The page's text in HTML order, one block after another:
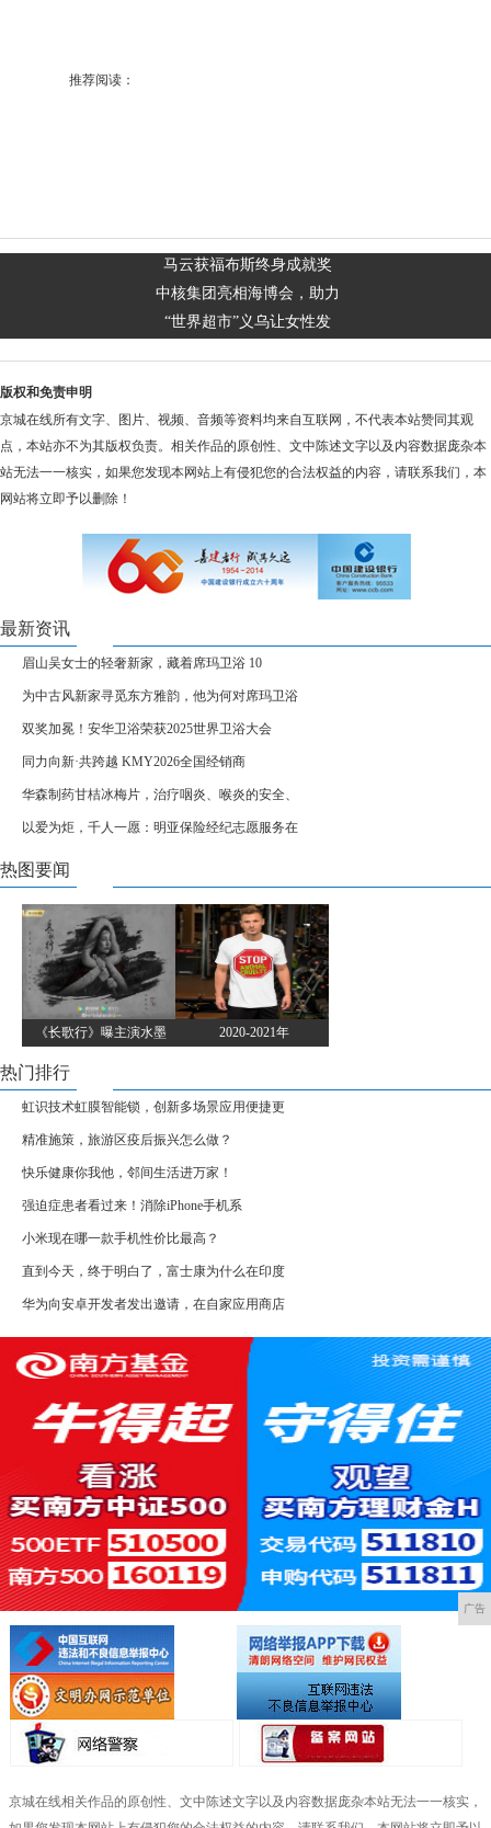
推荐阅读：
马云获福布斯终身成就奖
中核集团亮相海博会，助力
“世界超市”义乌让女性发
版权和免责申明
京城在线所有文字、图片、视频、音频等资料均来自互联网，不代表本站赞同其观
点，本站亦不为其版权负责。相关作品的原创性、文中陈述文字以及内容数据庞杂本
站无法一一核实，如果您发现本网站上有侵犯您的合法权益的内容，请联系我们，本
网站将立即予以删除！
最新资讯
眉山吴女士的轻奢新家，藏着席玛卫浴 10
为中古风新家寻觅东方雅韵，他为何对席玛卫浴
双奖加冕！安华卫浴荣获2025世界卫浴大会
同力向新·共跨越 KMY2026全国经销商
华森制药甘桔冰梅片，治疗咽炎、喉炎的安全、
以爱为炬，千人一愿：明亚保险经纪志愿服务在
热图要闻
《长歌行》曝主演水墨 2020-2021年
热门排行
虹识技术虹膜智能锁，创新多场景应用便捷更
精准施策，旅游区疫后振兴怎么做？
快乐健康你我他，邻间生活进万家！
强迫症患者看过来！消除iPhone手机系
小米现在哪一款手机性价比最高？
直到今天，终于明白了，富士康为什么在印度
华为向安卓开发者发出邀请，在自家应用商店
广告
京城在线相关作品的原创性、文中陈述文字以及内容数据庞杂本站无法一一核实，